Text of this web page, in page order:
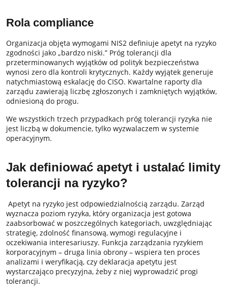
Rola compliance
Organizacja objęta wymogami NIS2 definiuje apetyt na ryzyko
zgodności jako „bardzo niski.” Próg tolerancji dla
przeterminowanych wyjątków od polityk bezpieczeństwa
wynosi zero dla kontroli krytycznych. Każdy wyjątek generuje
natychmiastową eskalację do CISO. Kwartalne raporty dla
zarządu zawierają liczbę zgłoszonych i zamkniętych wyjątków,
odniesioną do progu.
We wszystkich trzech przypadkach próg tolerancji ryzyka nie
jest liczbą w dokumencie, tylko wyzwalaczem w systemie
operacyjnym.
Jak definiować apetyt i ustalać limity
tolerancji na ryzyko?
Apetyt na ryzyko jest odpowiedzialnością zarządu. Zarząd
wyznacza poziom ryzyka, który organizacja jest gotowa
zaabsorbować w poszczególnych kategoriach, uwzględniając
strategię, zdolność finansową, wymogi regulacyjne i
oczekiwania interesariuszy. Funkcja zarządzania ryzykiem
korporacyjnym – druga linia obrony – wspiera ten proces
analizami i weryfikacją, czy deklaracja apetytu jest
wystarczająco precyzyjna, żeby z niej wyprowadzić progi
tolerancji.